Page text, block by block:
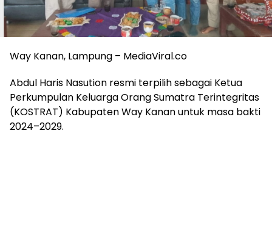
Way Kanan, Lampung – MediaViral.co
Abdul Haris Nasution resmi terpilih sebagai Ketua
Perkumpulan Keluarga Orang Sumatra Terintegritas
(KOSTRAT) Kabupaten Way Kanan untuk masa bakti
2024–2029.